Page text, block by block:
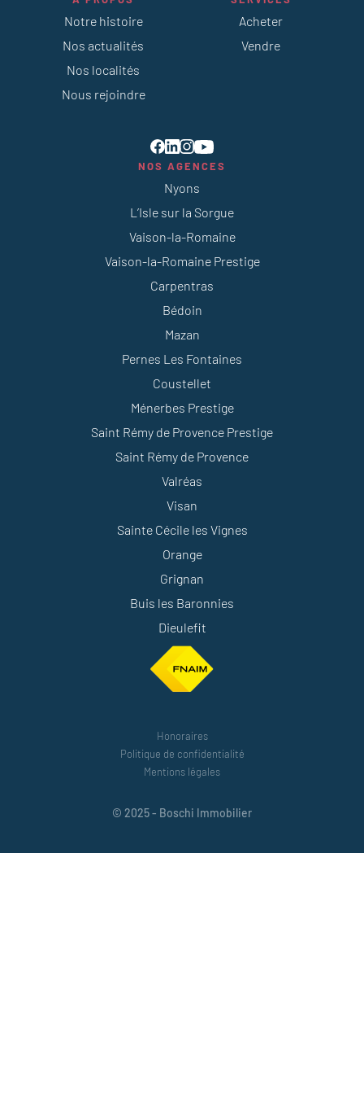
Notre histoire
Nos actualités
Nos localités
Nous rejoindre
Acheter
Vendre
NOS AGENCES
Nyons
L’Isle sur la Sorgue
Vaison-la-Romaine
Vaison-la-Romaine Prestige
Carpentras
Bédoin
Mazan
Pernes Les Fontaines
Coustellet
Ménerbes Prestige
Saint Rémy de Provence Prestige
Saint Rémy de Provence
Valréas
Visan
Sainte Cécile les Vignes
Orange
Grignan
Buis les Baronnies
Dieulefit
Honoraires
Politique de confidentialité
Mentions légales
© 2025 - Boschi Immobilier